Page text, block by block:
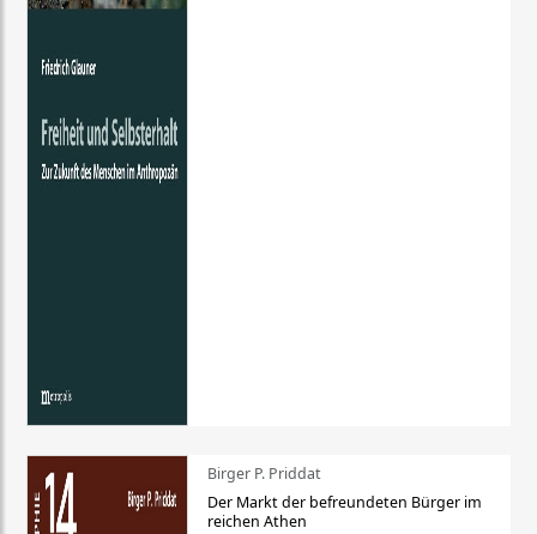
Birger P. Priddat
Der Markt der befreundeten Bürger im
reichen Athen